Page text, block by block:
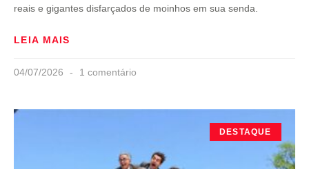
reais e gigantes disfarçados de moinhos em sua senda.
LEIA MAIS
04/07/2026 1 comentário
DESTAQUE